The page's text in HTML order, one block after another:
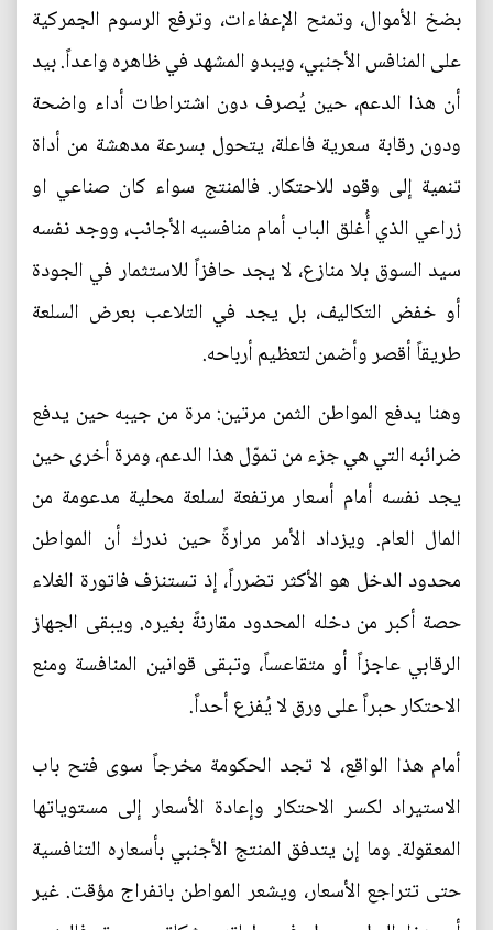
بضخ الأموال، وتمنح الإعفاءات، وترفع الرسوم الجمركية
على المنافس الأجنبي، ويبدو المشهد في ظاهره واعداً. بيد
أن هذا الدعم، حين يُصرف دون اشتراطات أداء واضحة
ودون رقابة سعرية فاعلة، يتحول بسرعة مدهشة من أداة
تنمية إلى وقود للاحتكار. فالمنتج سواء كان صناعي او
زراعي الذي أُغلق الباب أمام منافسيه الأجانب، ووجد نفسه
سيد السوق بلا منازع، لا يجد حافزاً للاستثمار في الجودة
أو خفض التكاليف، بل يجد في التلاعب بعرض السلعة
طريقاً أقصر وأضمن لتعظيم أرباحه.
وهنا يدفع المواطن الثمن مرتين: مرة من جيبه حين يدفع
ضرائبه التي هي جزء من تموّل هذا الدعم، ومرة أخرى حين
يجد نفسه أمام أسعار مرتفعة لسلعة محلية مدعومة من
المال العام. ويزداد الأمر مرارةً حين ندرك أن المواطن
محدود الدخل هو الأكثر تضرراً، إذ تستنزف فاتورة الغلاء
حصة أكبر من دخله المحدود مقارنةً بغيره. ويبقى الجهاز
الرقابي عاجزاً أو متقاعساً، وتبقى قوانين المنافسة ومنع
الاحتكار حبراً على ورق لا يُفزع أحداً.
أمام هذا الواقع، لا تجد الحكومة مخرجاً سوى فتح باب
الاستيراد لكسر الاحتكار وإعادة الأسعار إلى مستوياتها
المعقولة. وما إن يتدفق المنتج الأجنبي بأسعاره التنافسية
حتى تتراجع الأسعار، ويشعر المواطن بانفراج مؤقت. غير